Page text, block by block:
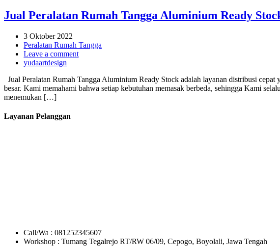
Jual Peralatan Rumah Tangga Aluminium Ready
3 Oktober 2022
Peralatan Rumah Tangga
Leave a comment
yudaartdesign
Jual Peralatan Rumah Tangga Aluminium Ready Stock adalah layanan distribusi
besar. Kami memahami bahwa setiap kebutuhan memasak berbeda, sehingga Kami
menemukan […]
Layanan Pelanggan
Call/Wa : 081252345607
Workshop : Tumang Tegalrejo RT/RW 06/09, Cepogo, Boyolali, Jawa Tengah